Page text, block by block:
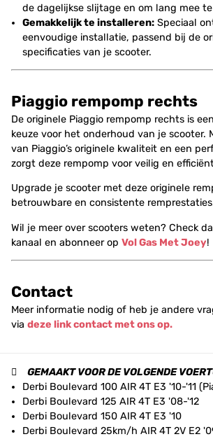
de dagelijkse slijtage en om lang mee
Gemakkelijk te installeren: Speciaal
eenvoudige installatie, passend bij de
specificaties van je scooter.
Piaggio rempomp rechts
De originele Piaggio rempomp rechts is
keuze voor het onderhoud van je scooter.
van Piaggio’s originele kwaliteit en een
zorgt deze rempomp voor veilig en
Upgrade je scooter met deze originele
betrouwbare en consistente
Wil je meer over scooters weten? Check
kanaal en abonneer op Vol Gas Met Joey!
Contact
Meer informatie nodig of heb je andere
via deze link contact met ons op.
GEMAAKT VOOR DE VOLGENDE
Derbi Boulevard 100 AIR 4T E3 '10-'11
Derbi Boulevard 125 AIR 4T E3 '08-'12
Derbi Boulevard 150 AIR 4T E3 '10
Derbi Boulevard 25km/h AIR 4T 2V E2